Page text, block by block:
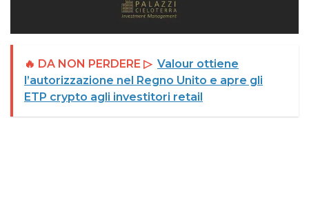
🔥 DA NON PERDERE ▷ Valour ottiene
l’autorizzazione nel Regno Unito e apre gli
ETP crypto agli investitori retail